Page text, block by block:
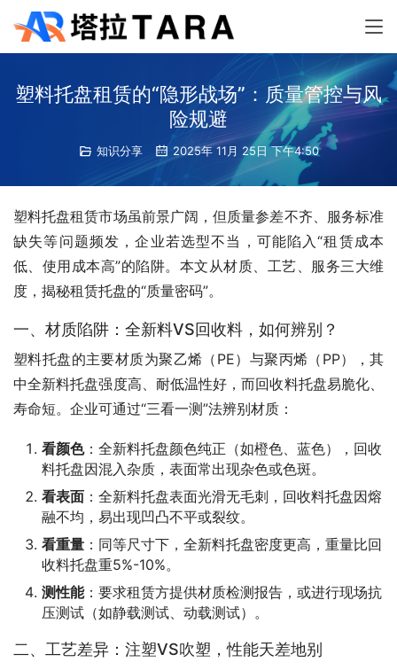
塑料托盘租赁的“隐形战场”：质量管控与风
险规避
知识分享 2025年 11月 25日 下午4:50
塑料托盘租赁市场虽前景广阔，但质量参差不齐、服务标准
缺失等问题频发，企业若选型不当，可能陷入“租赁成本
低、使用成本高”的陷阱。本文从材质、工艺、服务三大维
度，揭秘租赁托盘的“质量密码”。
一、材质陷阱：全新料VS回收料，如何辨别？
塑料托盘的主要材质为聚乙烯（PE）与聚丙烯（PP），其
中全新料托盘强度高、耐低温性好，而回收料托盘易脆化、
寿命短。企业可通过“三看一测”法辨别材质：
看颜色：全新料托盘颜色纯正（如橙色、蓝色），回收
料托盘因混入杂质，表面常出现杂色或色斑。
看表面 ：全新料托盘表面光滑无毛刺，回收料托盘因熔
融不均，易出现凹凸不平或裂纹。
看重量 ：同等尺寸下，全新料托盘密度更高，重量比回
收料托盘重5%-10%。
测性能：要求租赁方提供材质检测报告，或进行现场抗
压测试（如静载测试、动载测试）。
二、工艺差异：注塑VS吹塑，性能天差地别